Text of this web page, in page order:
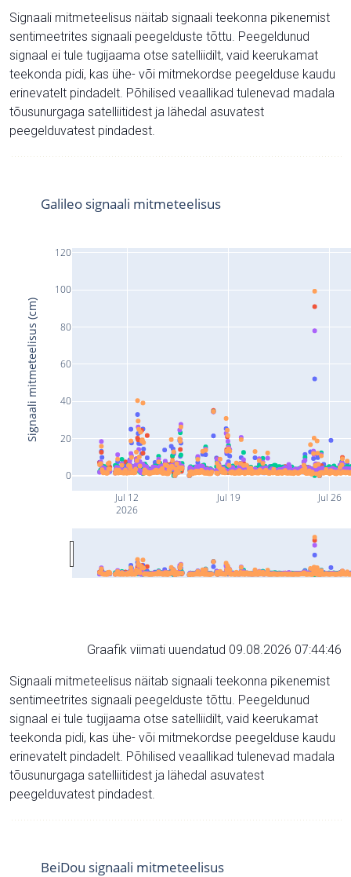
Signaali mitmeteelisus näitab signaali teekonna pikenemist
sentimeetrites signaali peegelduste tõttu. Peegeldunud
signaal ei tule tugijaama otse satelliidilt, vaid keerukamat
teekonda pidi, kas ühe- või mitmekordse peegelduse kaudu
erinevatelt pindadelt. Põhilised veaallikad tulenevad madala
tõusunurgaga satelliitidest ja lähedal asuvatest
peegelduvatest pindadest.
Jul 12
2026
Jul 19 Jul 26
0
20
40
60
80
100
120
Galileo signaali mitmeteelisus
Signaali mitmeteelisus (cm)
Graafik viimati uuendatud 09.08.2026 07:44:46
Signaali mitmeteelisus näitab signaali teekonna pikenemist
sentimeetrites signaali peegelduste tõttu. Peegeldunud
signaal ei tule tugijaama otse satelliidilt, vaid keerukamat
teekonda pidi, kas ühe- või mitmekordse peegelduse kaudu
erinevatelt pindadelt. Põhilised veaallikad tulenevad madala
tõusunurgaga satelliitidest ja lähedal asuvatest
peegelduvatest pindadest.
BeiDou signaali mitmeteelisus